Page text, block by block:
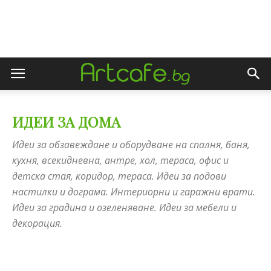
ИДЕИ ЗА ДОМА
Идеи за обзавеждане и оборудване на спалня, баня,
кухня, всекидневна, антре, хол, тераса, офис и
детска стая, коридор, тераса. Идеи за подови
настилки и дограма. Интериорни и гаражни врати.
Идеи за градина и озеленяване. Идеи за мебели и
декорация.